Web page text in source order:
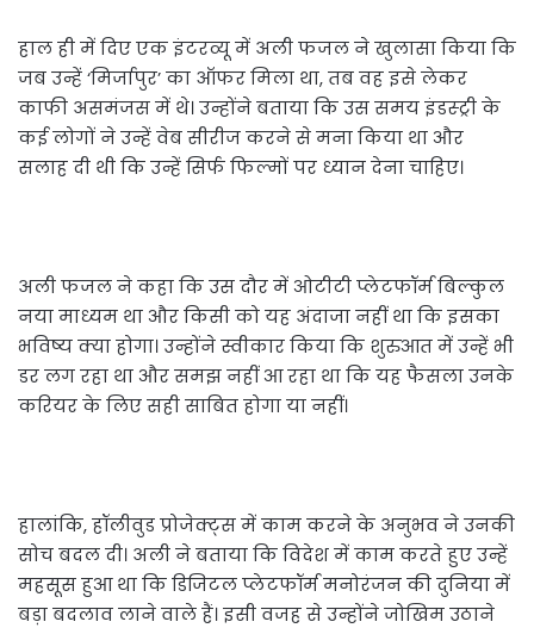
हाल ही में दिए एक इंटरव्यू में अली फजल ने खुलासा किया कि
जब उन्हें ‘मिर्जापुर’ का ऑफर मिला था, तब वह इसे लेकर
काफी असमंजस में थे। उन्होंने बताया कि उस समय इंडस्ट्री के
कई लोगों ने उन्हें वेब सीरीज करने से मना किया था और
सलाह दी थी कि उन्हें सिर्फ फिल्मों पर ध्यान देना चाहिए।
अली फजल ने कहा कि उस दौर में ओटीटी प्लेटफॉर्म बिल्कुल
नया माध्यम था और किसी को यह अंदाजा नहीं था कि इसका
भविष्य क्या होगा। उन्होंने स्वीकार किया कि शुरुआत में उन्हें भी
डर लग रहा था और समझ नहीं आ रहा था कि यह फैसला उनके
करियर के लिए सही साबित होगा या नहीं।
हालांकि, हॉलीवुड प्रोजेक्ट्स में काम करने के अनुभव ने उनकी
सोच बदल दी। अली ने बताया कि विदेश में काम करते हुए उन्हें
महसूस हुआ था कि डिजिटल प्लेटफॉर्म मनोरंजन की दुनिया में
बड़ा बदलाव लाने वाले हैं। इसी वजह से उन्होंने जोखिम उठाने